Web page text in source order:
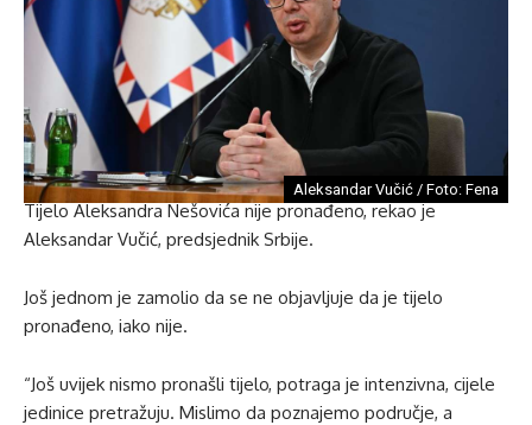
Aleksandar Vučić / Foto: Fena
Tijelo Aleksandra Nešovića nije pronađeno, rekao je
Aleksandar Vučić, predsjednik Srbije.
Još jednom je zamolio da se ne objavljuje da je tijelo
pronađeno, iako nije.
“Još uvijek nismo pronašli tijelo, potraga je intenzivna, cijele
jedinice pretražuju. Mislimo da poznajemo područje, a